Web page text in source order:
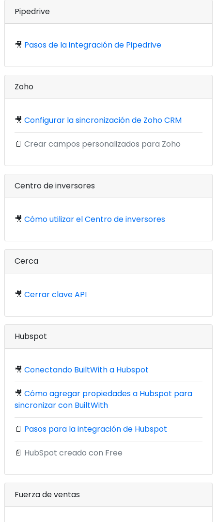
Pipedrive
🎥 Pasos de la integración de Pipedrive
Zoho
🎥 Configurar la sincronización de Zoho CRM
📄 Crear campos personalizados para Zoho
Centro de inversores
🎥 Cómo utilizar el Centro de inversores
Cerca
🎥 Cerrar clave API
Hubspot
🎥 Conectando BuiltWith a Hubspot
🎥 Cómo agregar propiedades a Hubspot para
sincronizar con BuiltWith
📄 Pasos para la integración de Hubspot
📄 HubSpot creado con Free
Fuerza de ventas